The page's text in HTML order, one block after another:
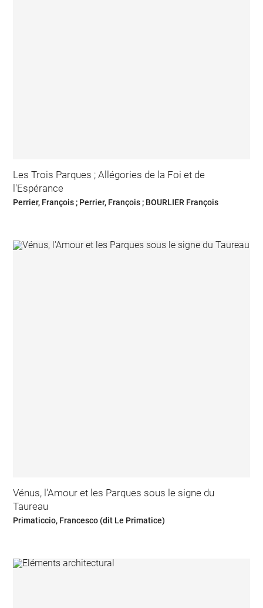
Les Trois Parques ; Allégories de la Foi et de
l'Espérance
Perrier, François ; Perrier, François ; BOURLIER François
Vénus, l'Amour et les Parques sous le signe du
Taureau
Primaticcio, Francesco (dit Le Primatice)